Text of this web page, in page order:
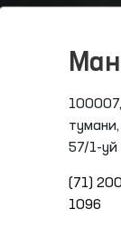
57/1-уй
(71)
1096